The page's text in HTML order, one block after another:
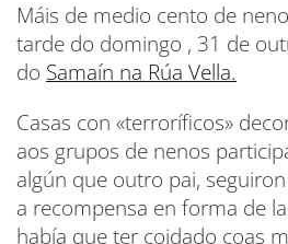
Máis de medio cento de
tarde do domingo , 31 de
do Samaín na Rúa Vella.
Casas con «terroríficos»
aos grupos de nenos
algún que outro pai,
a recompensa en forma de
había que ter coidado coas